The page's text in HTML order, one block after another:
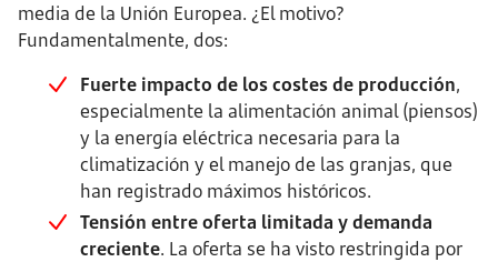
media de la Unión Europea. ¿El motivo?
Fundamentalmente, dos:
Fuerte impacto de los costes de producción,
especialmente la alimentación animal (piensos)
y la energía eléctrica necesaria para la
climatización y el manejo de las granjas, que
han registrado máximos históricos.
Tensión entre oferta limitada y demanda
creciente. La oferta se ha visto restringida por